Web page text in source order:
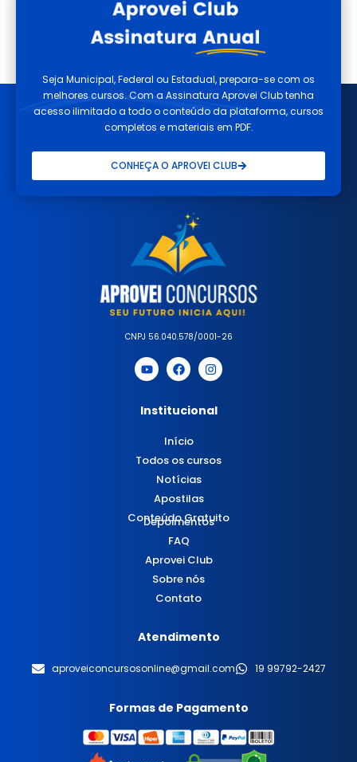
Seja Municipal, Federal ou Estadual, prepara-se com os
melhores cursos. Com a Assinatura Aprovei Club tenha
acesso ilimitado a todo o conteúdo da plataforma, cursos
completos e materiais em PDF.
CONHEÇA O APROVEI CLUB
CNPJ 56.040.578/0001-26
Institucional
Início
Todos os cursos
Notícias
Apostilas
Conteúdo Gratuito
Depoimentos
FAQ
Aprovei Club
Sobre nós
Contato
Atendimento
aproveiconcursosonline@gmail.com 19 99792-2427
Formas de Pagamento